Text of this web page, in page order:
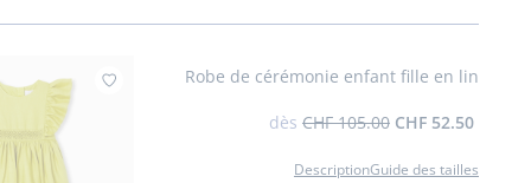
Ajouter à mes favoris : Robe de
Robe de cérémonie enfant fille en lin
dès CHF 105.00 CHF 52.50
Description Guide des tailles